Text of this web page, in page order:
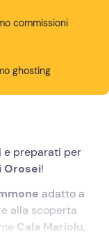
commissioni
ghosting
e preparati per
Orosei!
adatto a
alla scoperta
Cala Mariolu,